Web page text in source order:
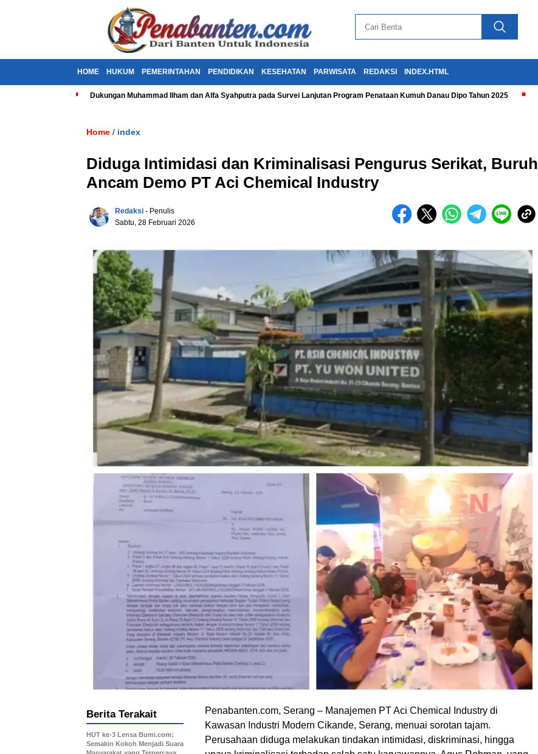
HOME HUKUM PEMERINTAHAN PENDIDIKAN KESEHATAN PARWISATA REDAKSI INDEX.HTML
Dukungan Muhammad Ilham dan Alfa Syahputra pada Survei Lanjutan Program Penataan Kumuh Danau Dipo Tahun 2025
Home / index
Diduga Intimidasi dan Kriminalisasi Pengurus Serikat, Buruh
Ancam Demo PT Aci Chemical Industry
Redaksi - Penulis
Sabtu, 28 Februari 2026
Penabanten.com, Serang – Manajemen PT Aci Chemical Industry di
Kawasan Industri Modern Cikande, Serang, menuai sorotan tajam.
Perusahaan diduga melakukan tindakan intimidasi, diskriminasi, hingga
Berita Terakait
HUT ke-3 Lensa Bumi.com:
Semakin Kokoh Menjadi Suara